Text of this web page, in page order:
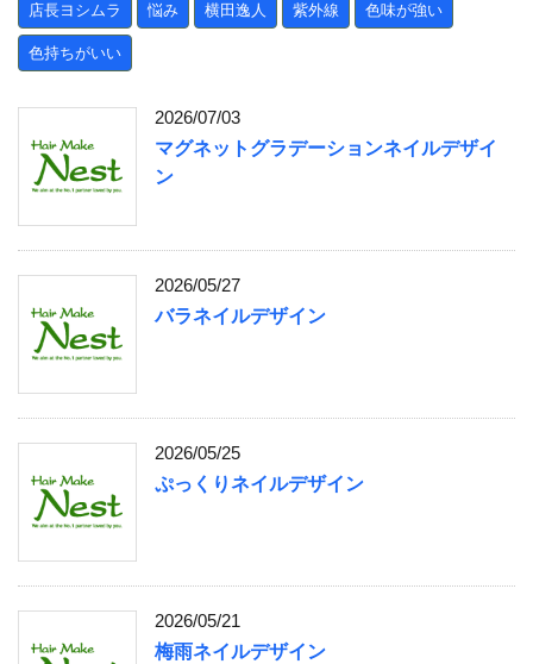
店長ヨシムラ 悩み 横田逸人 紫外線 色味が強い
色持ちがいい
2026/07/03
マグネットグラデーションネイルデザイ
ン
2026/05/27
バラネイルデザイン
2026/05/25
ぷっくりネイルデザイン
2026/05/21
梅雨ネイルデザイン